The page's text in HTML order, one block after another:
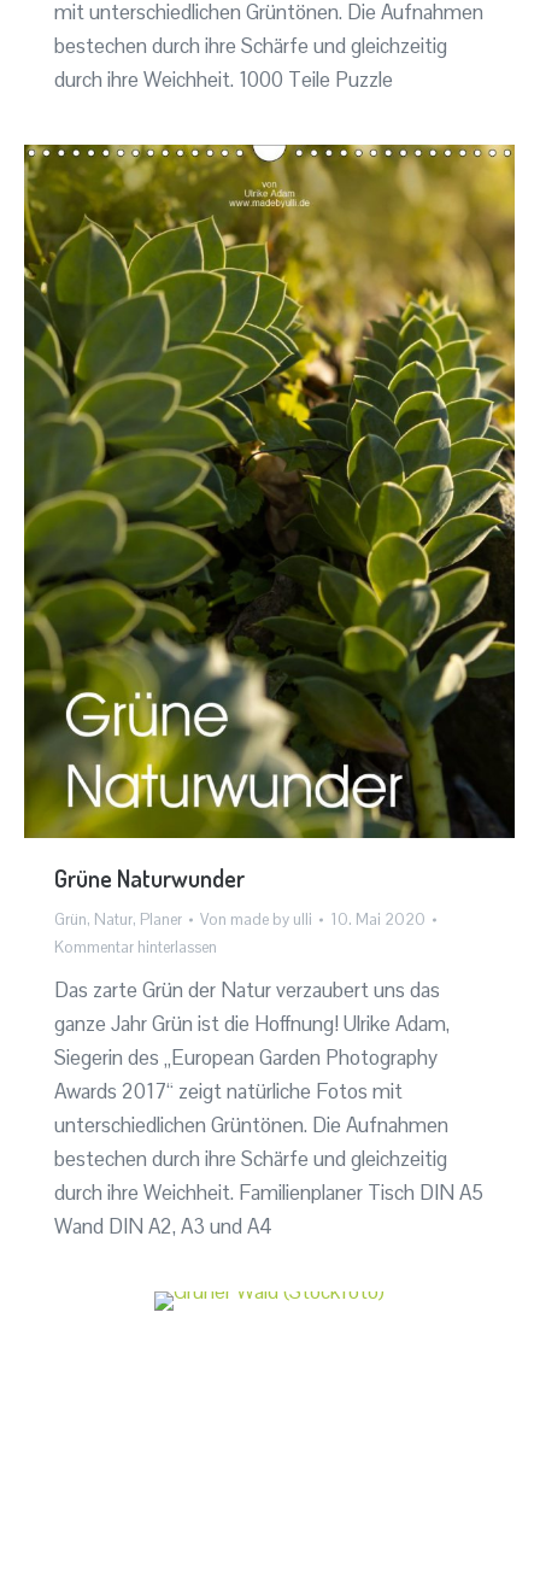
mit unterschiedlichen Grüntönen. Die Aufnahmen
bestechen durch ihre Schärfe und gleichzeitig
durch ihre Weichheit. 1000 Teile Puzzle
Grüne Naturwunder
Grün, Natur, Planer Von made by ulli
10. Mai 2020
Kommentar hinterlassen
Das zarte Grün der Natur verzaubert uns das
ganze Jahr Grün ist die Hoffnung! Ulrike Adam,
Siegerin des „European Garden Photography
Awards 2017“ zeigt natürliche Fotos mit
unterschiedlichen Grüntönen. Die Aufnahmen
bestechen durch ihre Schärfe und gleichzeitig
durch ihre Weichheit. Familienplaner Tisch DIN A5
Wand DIN A2, A3 und A4